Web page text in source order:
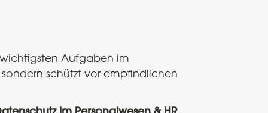
Aufgaben im
schützt vor empfindlichen